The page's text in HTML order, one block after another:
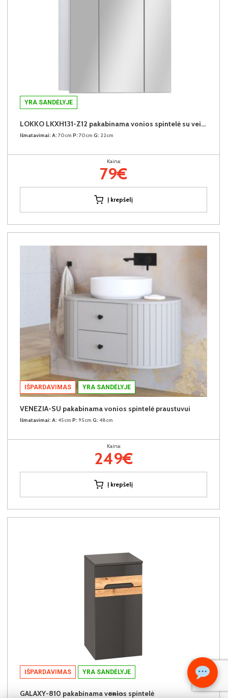
Kiekis:
YRA SANDĖLYJE
LOKKO LKXH131-Z12 pakabinama vonios spintelė su veidrodžiu
Išmatavimai: A: 70cm P: 70cm G: 22cm
Kaina:
79€
Į krepšelį
IŠPARDAVIMAS YRA SANDĖLYJE
VENEZIA-SU pakabinama vonios spintelė praustuvui
Išmatavimai: A: 45cm P: 95cm G: 48cm
Kaina:
249€
Į krepšelį
IŠPARDAVIMAS YRA SANDĖLYJE
GALAXY-810 pakabinama vonios spintelė